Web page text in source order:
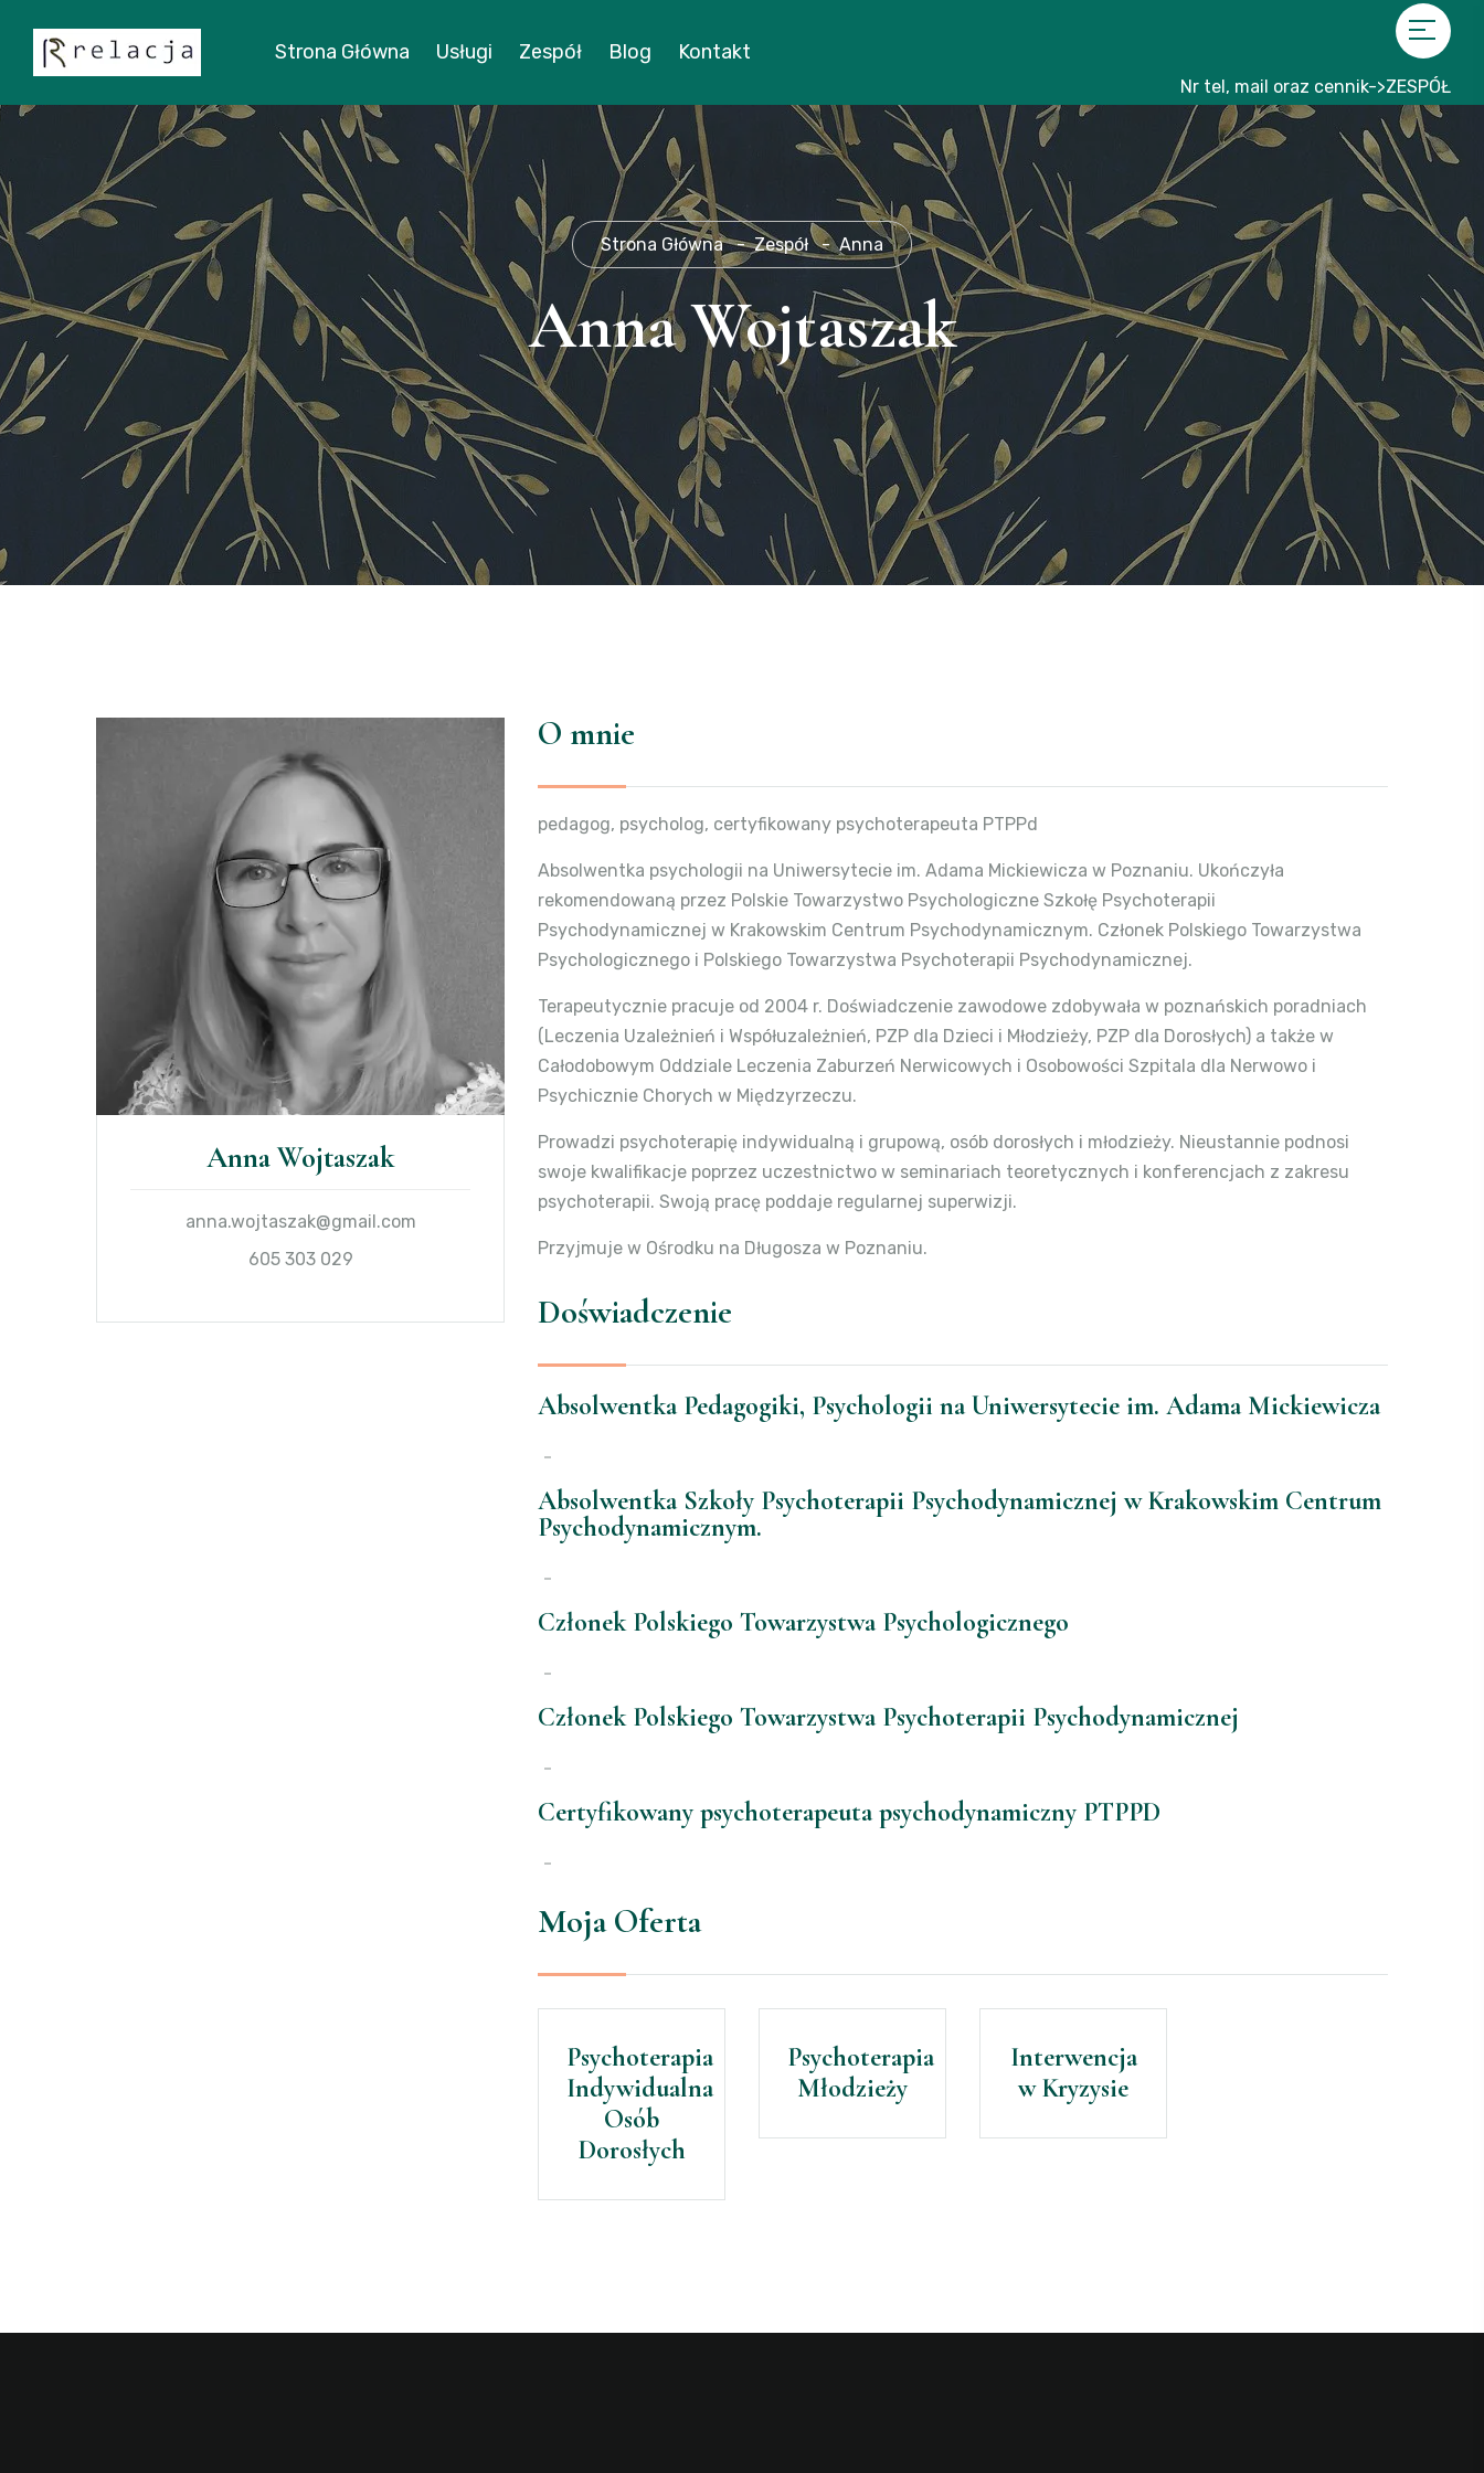
Strona Główna Usługi Zespół Blog Kontakt
Nr tel, mail oraz cennik->ZESPÓŁ
Strona Główna Zespół Anna
Anna Wojtaszak
Anna Wojtaszak
anna.wojtaszak@gmail.com
605 303 029
O mnie
pedagog, psycholog, certyfikowany psychoterapeuta PTPPd
Absolwentka psychologii na Uniwersytecie im. Adama Mickiewicza w Poznaniu. Ukończyła
rekomendowaną przez Polskie Towarzystwo Psychologiczne Szkołę Psychoterapii
Psychodynamicznej w Krakowskim Centrum Psychodynamicznym. Członek Polskiego Towarzystwa
Psychologicznego i Polskiego Towarzystwa Psychoterapii Psychodynamicznej.
Terapeutycznie pracuje od 2004 r. Doświadczenie zawodowe zdobywała w poznańskich poradniach
(Leczenia Uzależnień i Współuzależnień, PZP dla Dzieci i Młodzieży, PZP dla Dorosłych) a także w
Całodobowym Oddziale Leczenia Zaburzeń Nerwicowych i Osobowości Szpitala dla Nerwowo i
Psychicznie Chorych w Międzyrzeczu.
Prowadzi psychoterapię indywidualną i grupową, osób dorosłych i młodzieży. Nieustannie podnosi
swoje kwalifikacje poprzez uczestnictwo w seminariach teoretycznych i konferencjach z zakresu
psychoterapii. Swoją pracę poddaje regularnej superwizji.
Przyjmuje w Ośrodku na Długosza w Poznaniu.
Doświadczenie
Absolwentka Pedagogiki, Psychologii na Uniwersytecie im. Adama Mickiewicza
Absolwentka Szkoły Psychoterapii Psychodynamicznej w Krakowskim Centrum
Psychodynamicznym.
Członek Polskiego Towarzystwa Psychologicznego
Członek Polskiego Towarzystwa Psychoterapii Psychodynamicznej
Certyfikowany psychoterapeuta psychodynamiczny PTPPD
Moja Oferta
Psychoterapia
Indywidualna
Osób
Dorosłych
Psychoterapia
Młodzieży
Interwencja
w Kryzysie